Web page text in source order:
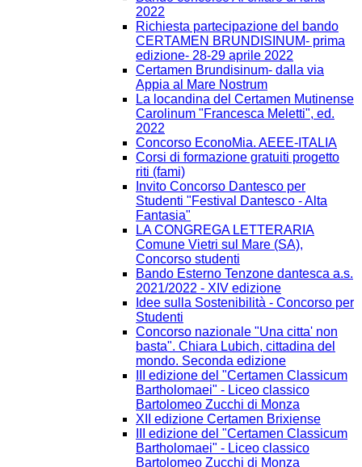
2022
Richiesta partecipazione del bando
CERTAMEN BRUNDISINUM- prima
edizione- 28-29 aprile 2022
Certamen Brundisinum- dalla via
Appia al Mare Nostrum
La locandina del Certamen Mutinense
Carolinum "Francesca Meletti", ed.
2022
Concorso EconoMia. AEEE-ITALIA
Corsi di formazione gratuiti progetto
riti (fami)
Invito Concorso Dantesco per
Studenti "Festival Dantesco - Alta
Fantasia"
LA CONGREGA LETTERARIA
Comune Vietri sul Mare (SA),
Concorso studenti
Bando Esterno Tenzone dantesca a.s.
2021/2022 - XIV edizione
Idee sulla Sostenibilità - Concorso per
Studenti
Concorso nazionale "Una citta' non
basta". Chiara Lubich, cittadina del
mondo. Seconda edizione
III edizione del "Certamen Classicum
Bartholomaei" - Liceo classico
Bartolomeo Zucchi di Monza
XII edizione Certamen Brixiense
III edizione del "Certamen Classicum
Bartholomaei" - Liceo classico
Bartolomeo Zucchi di Monza